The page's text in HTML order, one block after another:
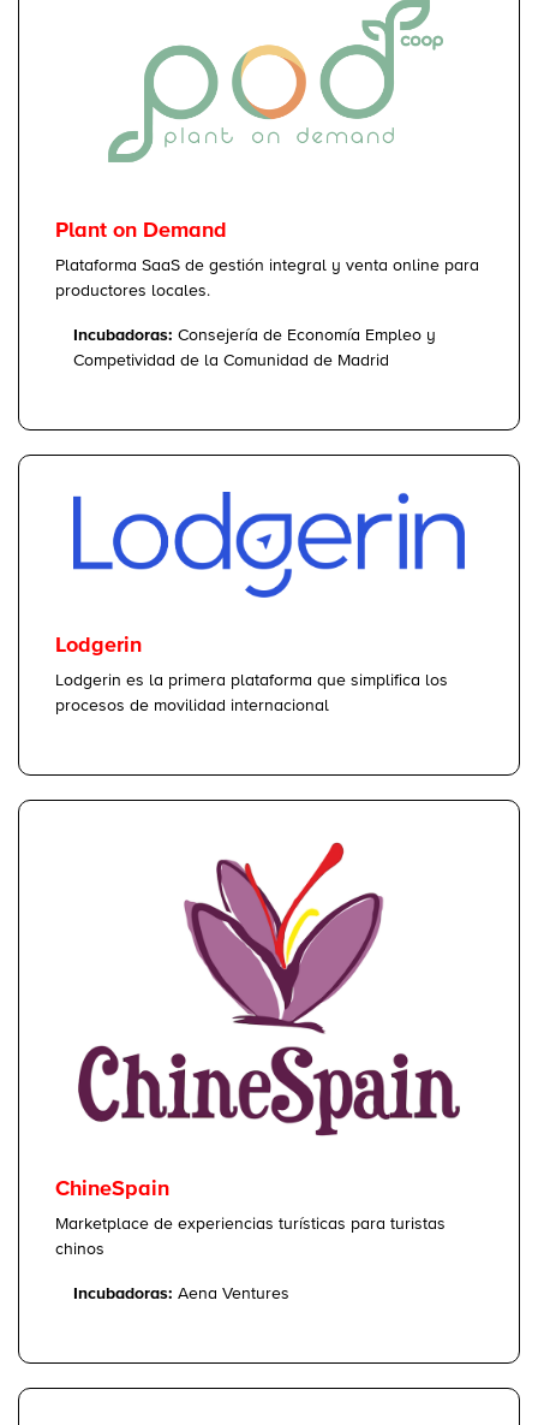
Plant on Demand
Plataforma SaaS de gestión integral y venta online para
productores locales.
Incubadoras: Consejería de Economía Empleo y
Competividad de la Comunidad de Madrid
Lodgerin
Lodgerin es la primera plataforma que simplifica los
procesos de movilidad internacional
ChineSpain
Marketplace de experiencias turísticas para turistas
chinos
Incubadoras: Aena Ventures